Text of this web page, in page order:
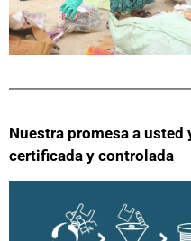
Nuestra promesa a
certificada y controlada